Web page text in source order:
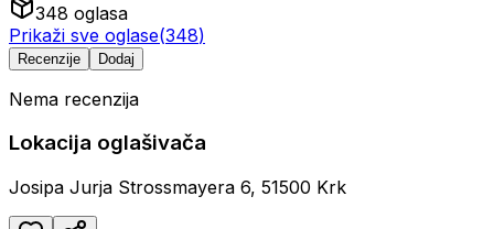
348 oglasa
Prikaži sve oglase(348)
Recenzije Dodaj
Nema recenzija
Lokacija oglašivača
Josipa Jurja Strossmayera 6, 51500 Krk